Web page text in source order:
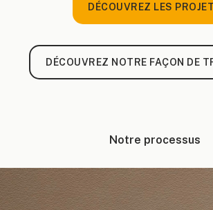
DÉCOUVREZ LES
DÉCOUVREZ NOTRE FAÇON DE
Notre processus